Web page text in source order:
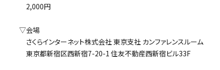
2,000円
▽会場
さくらインターネット株式会社 東京支社 カンファレンスルーム
東京都新宿区西新宿7-20-1 住友不動産西新宿ビル33F